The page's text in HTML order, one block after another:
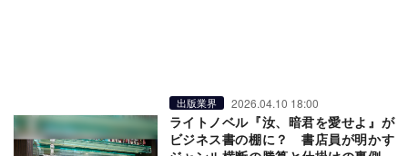
出版業界 2026.04.10 18:00
ライトノベル『汝、暗君を愛せよ』が
ビジネス書の棚に？ 書店員が明かす